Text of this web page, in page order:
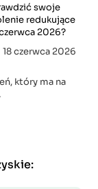
swoje
redukujące
2026?
18 czerwca 2026
który ma na
: